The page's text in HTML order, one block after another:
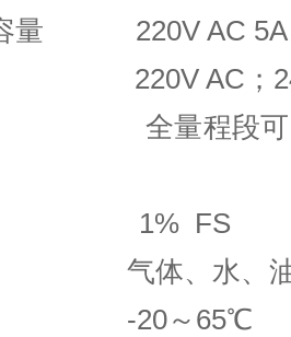
容量 220V AC 5A
AC；24V
量程段可以设
1% FS
气体、水、
-20～65℃